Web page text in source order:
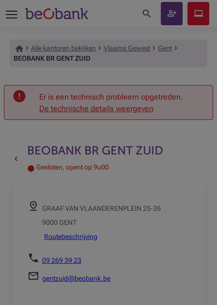
Onthaal
Alle kantoren bekijken Vlaams Gewest
Gent
BEOBANK BR GENT ZUID
Er is een technisch probleem opgetreden.
De technische details weergeven
Terug naar de vorige pagina
BEOBANK BR GENT ZUID
Gesloten, opent op 9u00
GRAAF VAN VLAANDERENPLEIN 25-26
9000 GENT
Routebeschrijving
09 269 39 23
gentzuid@beobank.be